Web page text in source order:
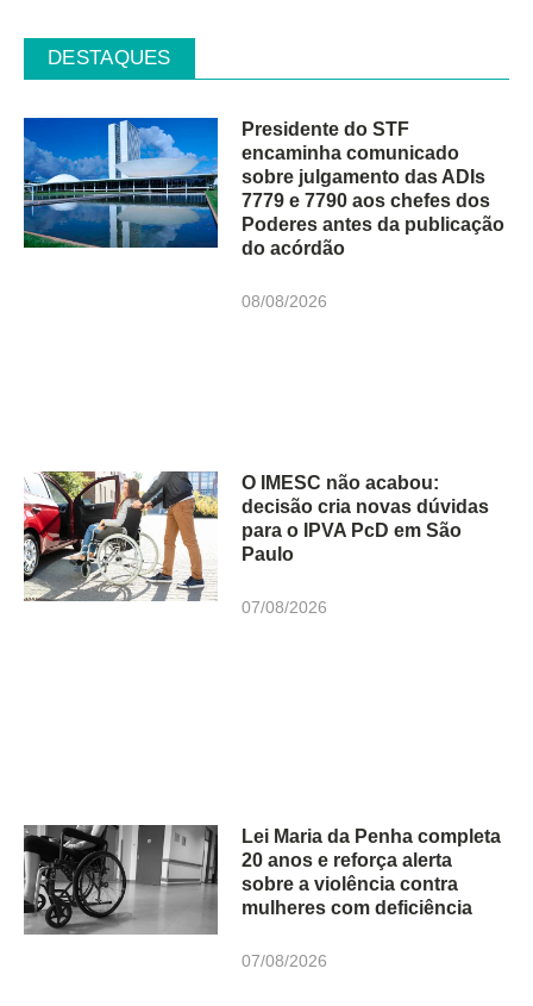
DESTAQUES
Presidente do STF
encaminha comunicado
sobre julgamento das ADIs
7779 e 7790 aos chefes dos
Poderes antes da publicação
do acórdão
08/08/2026
O IMESC não acabou:
decisão cria novas dúvidas
para o IPVA PcD em São
Paulo
07/08/2026
Lei Maria da Penha completa
20 anos e reforça alerta
sobre a violência contra
mulheres com deficiência
07/08/2026